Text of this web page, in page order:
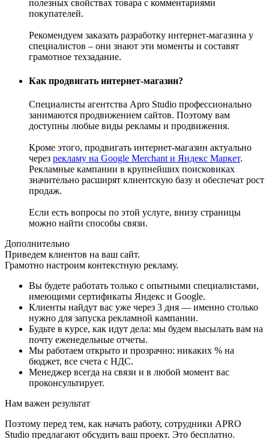
полезных свойствах товара с комментариями
покупателей.
Рекомендуем заказать разработку интернет-магазина у
специалистов – они знают эти моменты и составят
грамотное техзадание.
Как продвигать интернет-магазин?
Специалисты агентства Apro Studio профессионально
занимаются продвижением сайтов. Поэтому вам
доступны любые виды рекламы и продвижения.
Кроме этого, продвигать интернет-магазин актуально
через рекламу на Google Merchant и Яндекс Маркет.
Рекламные кампании в крупнейших поисковиках
значительно расширят клиентскую базу и обеспечат рост
продаж.
Если есть вопросы по этой услуге, внизу страницы
можно найти способы связи.
Дополнительно
Приведем клиентов на ваш сайт.
Грамотно настроим контекстную рекламу.
Вы будете работать только с опытными специалистами,
имеющими сертификаты Яндекс и Google.
Клиенты найдут вас уже через 3 дня — именно столько
нужно для запуска рекламной кампании.
Будьте в курсе, как идут дела: мы будем высылать вам на
почту еженедельные отчеты.
Мы работаем открыто и прозрачно: никаких % на
бюджет, все счета с НДС.
Менеджер всегда на связи и в любой момент вас
проконсультирует.
Нам важен результат
Поэтому перед тем, как начать работу, сотрудники APRO
Studio предлагают обсудить ваш проект. Это бесплатно.